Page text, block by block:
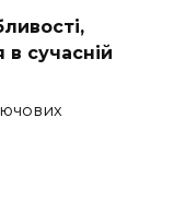
в сучасній